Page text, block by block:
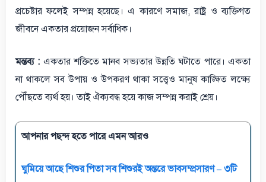
প্রচেষ্টার ফলেই সম্পন্ন হয়েছে। এ কারণে সমাজ, রাষ্ট্র ও ব্যক্তিগত
জীবনে একতার প্রয়োজন সর্বাধিক।
মন্তব্য : একতার শক্তিতে মানব সভ্যতার উন্নতি ঘটাতে পারে। একতা
না থাকলে সব উপায় ও উপকরণ থাকা সত্ত্বেও মানুষ কাঙ্ক্ষিত লক্ষ্যে
পৌঁছতে ব্যর্থ হয়। তাই ঐক্যবদ্ধ হয়ে কাজ সম্পন্ন করাই শ্রেয়।
আপনার পছন্দ হতে পারে এমন আরও
ঘুমিয়ে আছে শিশুর পিতা সব শিশুরই অন্তরে ভাবসম্প্রসারণ – ৩টি